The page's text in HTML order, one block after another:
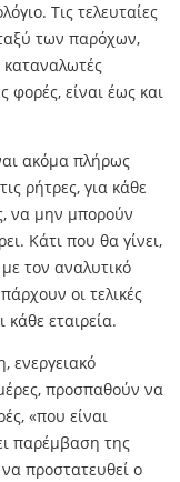
Τις τελευταίες
των παρόχων,
είναι έως και
ακόμα πλήρως
ρήτρες, για κάθε
να μην μπορούν
Κάτι που θα γίνει,
τον αναλυτικό
οι τελικές
κάθε εταιρεία.
ενεργειακό
προσπαθούν να
«που είναι
παρέμβαση της
προστατευθεί ο